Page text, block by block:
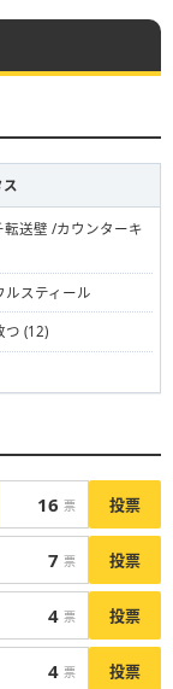
ス
送壁 /カウンターキ
ルスティール
つ (12)
16 票 投票
7 票 投票
4 票 投票
4 票 投票